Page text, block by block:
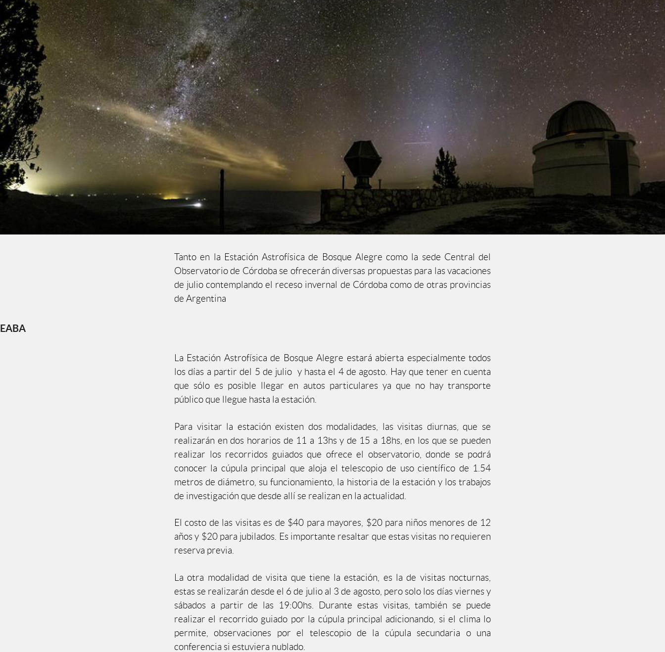
Tanto en la Estación Astrofísica de Bosque Alegre como la sede Central del
Observatorio de Córdoba se ofrecerán diversas propuestas para las vacaciones
de julio contemplando el receso invernal de Córdoba como de otras provincias
de Argentina
EABA
La Estación Astrofísica de Bosque Alegre estará abierta especialmente todos
los días a partir del 5 de julio y hasta el 4 de agosto. Hay que tener en cuenta
que sólo es posible llegar en autos particulares ya que no hay transporte
público que llegue hasta la estación.
Para visitar la estación existen dos modalidades, las visitas diurnas, que se
realizarán en dos horarios de 11 a 13hs y de 15 a 18hs, en los que se pueden
realizar los recorridos guiados que ofrece el observatorio, donde se podrá
conocer la cúpula principal que aloja el telescopio de uso científico de 1.54
metros de diámetro, su funcionamiento, la historia de la estación y los trabajos
de investigación que desde allí se realizan en la actualidad.
El costo de las visitas es de $40 para mayores, $20 para niños menores de 12
años y $20 para jubilados. Es importante resaltar que estas visitas no requieren
reserva previa.
La otra modalidad de visita que tiene la estación, es la de visitas nocturnas,
estas se realizarán desde el 6 de julio al 3 de agosto, pero solo los días viernes y
sábados a partir de las 19:00hs. Durante estas visitas, también se puede
realizar el recorrido guiado por la cúpula principal adicionando, si el clima lo
permite, observaciones por el telescopio de la cúpula secundaria o una
conferencia si estuviera nublado.